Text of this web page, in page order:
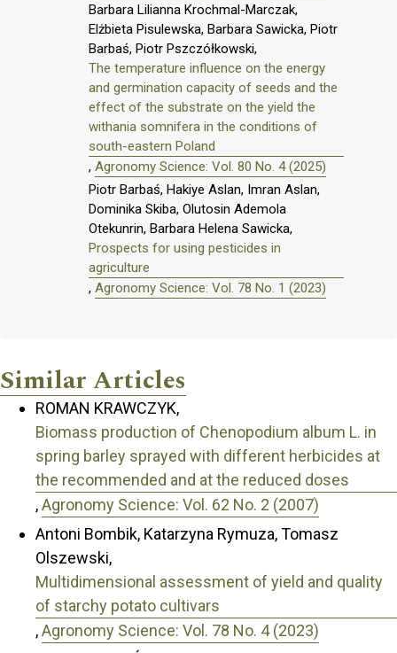
Barbara Lilianna Krochmal-Marczak,
Elżbieta Pisulewska, Barbara Sawicka, Piotr
Barbaś, Piotr Pszczółkowski,
The temperature influence on the energy
and germination capacity of seeds and the
effect of the substrate on the yield the
withania somnifera in the conditions of
south-eastern Poland
, Agronomy Science: Vol. 80 No. 4 (2025)
Piotr Barbaś, Hakiye Aslan, Imran Aslan,
Dominika Skiba, Olutosin Ademola
Otekunrin, Barbara Helena Sawicka,
Prospects for using pesticides in
agriculture
, Agronomy Science: Vol. 78 No. 1 (2023)
Similar Articles
ROMAN KRAWCZYK,
Biomass production of Chenopodium album L. in
spring barley sprayed with different herbicides at
the recommended and at the reduced doses
,Agronomy Science: Vol. 62 No. 2 (2007)
Antoni Bombik, Katarzyna Rymuza, Tomasz
Olszewski,
Multidimensional assessment of yield and quality
of starchy potato cultivars
,Agronomy Science: Vol. 78 No. 4 (2023)